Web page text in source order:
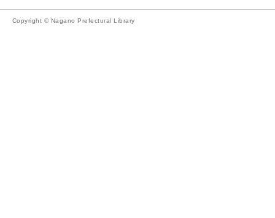
Copyright © Nagano Prefectural Library